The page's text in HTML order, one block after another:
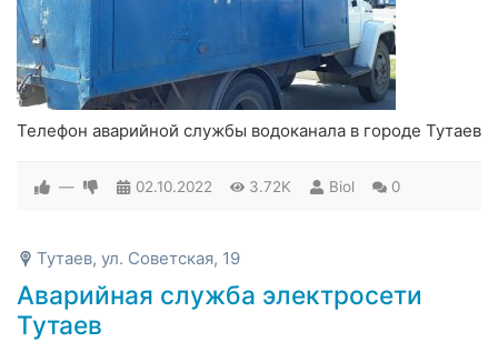
Телефон аварийной службы водоканала в городе Тутаев
— 02.10.2022 3.72K Biol 0
Тутаев, ул. Советская, 19
Аварийная служба электросети
Тутаев